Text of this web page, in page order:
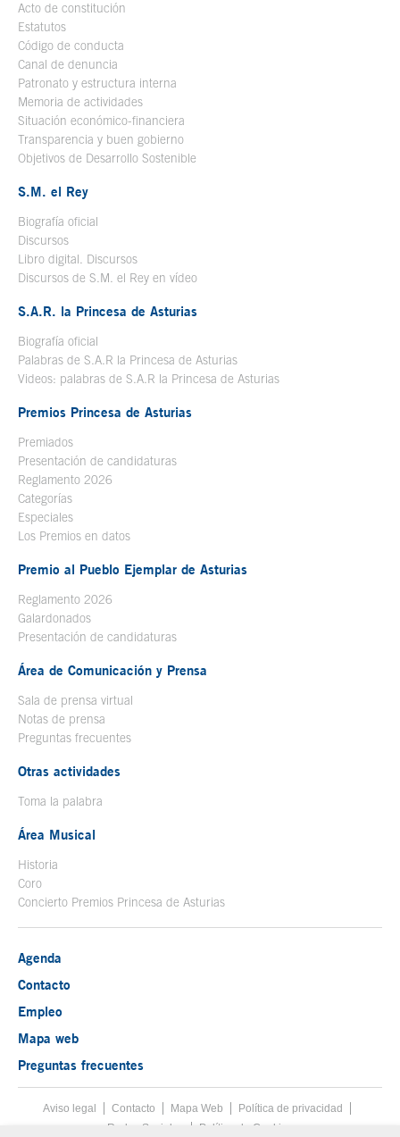
Acto de constitución
Estatutos
Código de conducta
Canal de denuncia
Patronato y estructura interna
Memoria de actividades
Situación económico-financiera
Transparencia y buen gobierno
Objetivos de Desarrollo Sostenible
S.M. el Rey
Biografía oficial
Discursos
Libro digital. Discursos
Discursos de S.M. el Rey en vídeo
S.A.R. la Princesa de Asturias
Biografía oficial
Palabras de S.A.R la Princesa de Asturias
Videos: palabras de S.A.R la Princesa de Asturias
Premios Princesa de Asturias
Premiados
Presentación de candidaturas
Reglamento 2026
Categorías
Especiales
Los Premios en datos
Premio al Pueblo Ejemplar de Asturias
Reglamento 2026
Galardonados
Presentación de candidaturas
Área de Comunicación y Prensa
Sala de prensa virtual
Notas de prensa
Preguntas frecuentes
Otras actividades
Toma la palabra
Área Musical
Historia
Coro
Concierto Premios Princesa de Asturias
Agenda
Contacto
Empleo
Mapa web
Preguntas frecuentes
Menú pie
Aviso legal Tecla de acceso 8
Contacto Mapa Web
Política de privacidad
Redes Sociales
Política de Cookies